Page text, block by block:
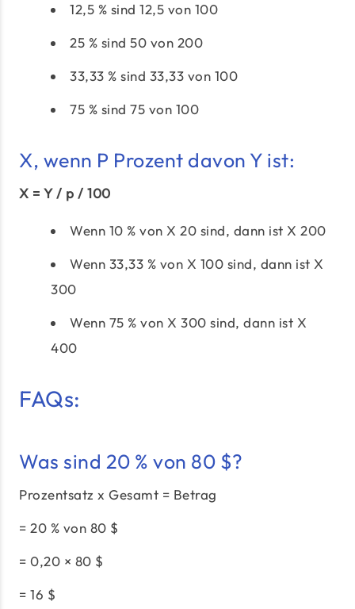
12,5 % sind 12,5 von 100
25 % sind 50 von 200
33,33 % sind 33,33 von 100
75 % sind 75 von 100
X, wenn P Prozent davon Y ist:
X = Y / p / 100
Wenn 10 % von X 20 sind, dann ist X 200
Wenn 33,33 % von X 100 sind, dann ist X
300
Wenn 75 % von X 300 sind, dann ist X
400
FAQs:
Was sind 20 % von 80 $?
Prozentsatz x Gesamt = Betrag
= 20 % von 80 $
= 0,20 × 80 $
= 16 $